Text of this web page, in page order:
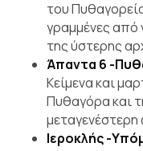
του
γραμμένες
της ύστερης
Άπαντα 6 -
Κείμενα και
Πυθαγόρα και
Ιεροκλής -